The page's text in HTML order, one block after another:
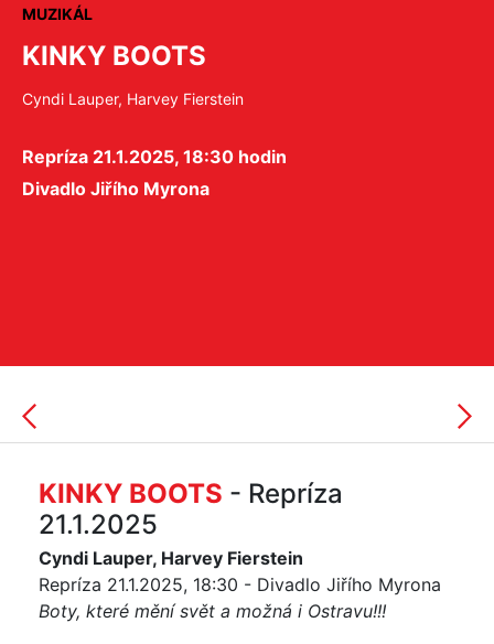
MUZIKÁL
KINKY BOOTS
Cyndi Lauper, Harvey Fierstein
Repríza 21.1.2025, 18:30 hodin
Divadlo Jiřího Myrona
KINKY BOOTS - Repríza
21.1.2025
Cyndi Lauper, Harvey Fierstein
Repríza 21.1.2025, 18:30 - Divadlo Jiřího Myrona
Boty, které mění svět a možná i Ostravu!!!